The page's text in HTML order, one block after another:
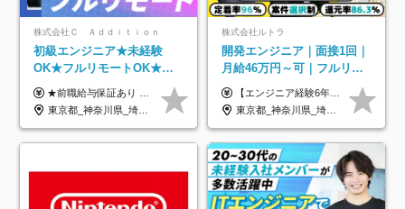
株式会社Ｃ Ａｄｄｉｔｉｏｎ
初級エンジニア★未経験
OK★フルリモートOK★月
給32万円～★残業月10h＆
年休120日以上★副業可
★前職給与保証あり ★月給32万円以上＋インセンティブあり 月給32万円以上＋インセンティブ＋各種手当 ※上記には固定残業代（月30時間・44,400円～）を含みます ※超過分は別途支給します ※試用期間はございません ★＼成果＝あなたの収入／★ 【1】案件単価ー8万円＝あなたの給与 参画したプロジェクトの案件単価から 一律8万円引いた金額があなたの給与です！ （月給例） ■1人称での構築・小規模な詳細設計 案件単価55万円ー8万円＝月給47万円（還元率85.5%） ■大型案件の設計・構築やプロジェクト管理 案件単価90万円ー8万円＝月給82万円（還元率91.1%） ‥‥‥‥‥‥‥‥‥‥‥‥‥‥‥‥‥‥ 【2】月給の他にも豊富なインセンティブあり 全員が月3～13万円のインセンティブをゲットしています！ ≪インセンティブ制度≫ 稼働している現場で増員・交代が発生し、 当社の人員を配属が決定した際に支給。 ◇C Addition正社員が参画 ：実粗利の10%／毎月 ◇協力会社所属の社員が参画：実粗利の30%／毎月 ≪リファラル制度≫ あなたの知り合いが当社のメンバーになった際に、 毎月1人あたり2万円支給します◎ ‥‥‥‥‥‥‥‥‥‥‥‥‥‥‥‥‥‥
東京都_神奈川県_埼玉県_千葉県_大阪府_愛知県_北海道_青森県_岩手県_宮城県_秋田県_山形県_福島県_茨城県_栃木県_群馬県_新潟県_山梨県_長野県_富山県_石川県_福井県_静岡県_岐阜県_三重県_兵庫県_京都府_滋賀県_奈良県_和歌山県_広島県_岡山県_鳥取県_島根県_山口県_徳島県_香川県_愛媛県_高知県_福岡県_熊本県_佐賀県_長崎県_大分県_宮崎県_鹿児島県_沖縄県
株式会社ルトラ
開発エンジニア｜面接1回｜
月給46万円～可｜フルリモ
ートも可｜案件選択制｜定
着率96％以上｜副業OK｜住
宅手当
【エンジニア経験6年以上の方】 月給46万円～100万円（固定残業代含む） ※上記月給には月30時間分の固定残業代（月8万7,400円～月19万円）を含む。超過分は全額支給。 【エンジニア経験4年以上の方】 月給42万円～100万円（固定残業代含む） ※上記月給には月30時間分の固定残業代（月7万9,800円～月19万円）を含む。超過分は全額支給。 【エンジニア経験4年未満の方】 月給38万円～100万円（固定残業代含む） ※上記月給には月30時間分の固定残業代（月7万2,200円～月19万円）を含む。超過分は全額支給。 ※経験、スキル、前職給与などを踏まえて決定。 ◆ルトラの給与制度のポイント！◆ ・社員の95%が入社時に年収UP！最高で300万円UPの実績も ・平均還元率86.3%（交通費・住宅手当・会社負担分の社保も含む） ・人柄やポテンシャルを評価し、スキル以上の希望年収を提示することも ・退職金制度やリファラル手当（平均50万円）あり
東京都_神奈川県_埼玉県_千葉県_大阪府_愛知県_北海道_青森県_岩手県_宮城県_秋田県_山形県_福島県_茨城県_栃木県_群馬県_新潟県_山梨県_長野県_富山県_石川県_福井県_静岡県_岐阜県_三重県_兵庫県_京都府_滋賀県_奈良県_和歌山県_広島県_岡山県_鳥取県_島根県_山口県_徳島県_香川県_愛媛県_高知県_福岡県_熊本県_佐賀県_長崎県_大分県_宮崎県_鹿児島県_沖縄県